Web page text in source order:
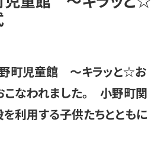
野町児童館 ～キラッと☆お
こなわれました。 小野町関
利用する子供たちとともに